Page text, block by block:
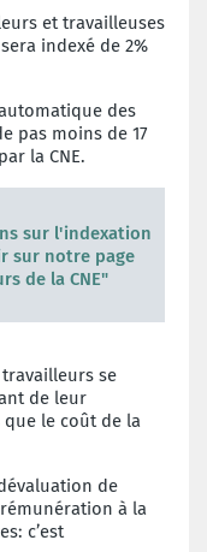
et travailleuses
indexé de 2%
des
pas moins de 17
la CNE.
sur l'indexation
sur notre page
de la CNE"
se
de leur
le coût de la
de
à la
c’est